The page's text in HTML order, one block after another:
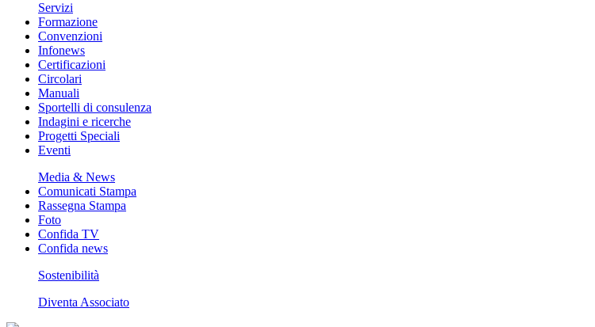
Servizi
Formazione
Convenzioni
Infonews
Certificazioni
Circolari
Manuali
Sportelli di consulenza
Indagini e ricerche
Progetti Speciali
Eventi
Media & News
Comunicati Stampa
Rassegna Stampa
Foto
Confida TV
Confida news
Sostenibilità
Diventa Associato